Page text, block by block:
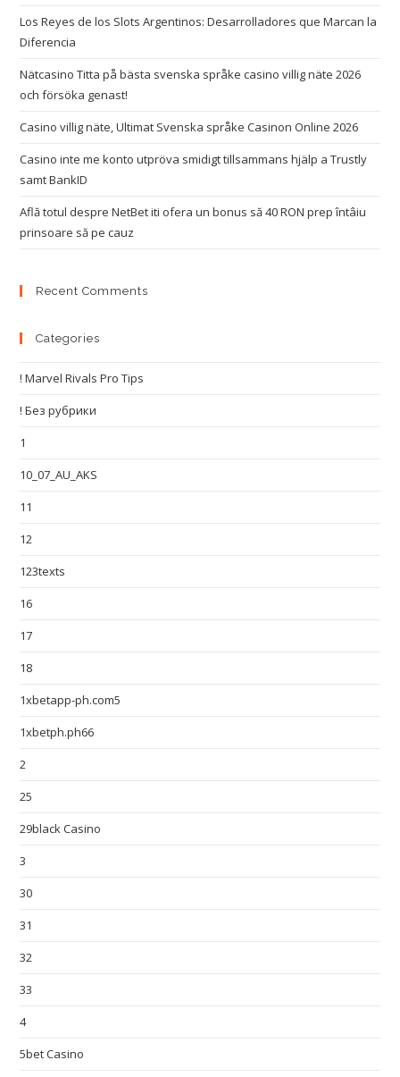
Los Reyes de los Slots Argentinos: Desarrolladores que Marcan la
Diferencia
Nätcasino Titta på bästa svenska språke casino villig näte 2026
och försöka genast!
Casino villig näte, Ultimat Svenska språke Casinon Online 2026
Casino inte me konto utpröva smidigt tillsammans hjälp a Trustly
samt BankID
Află totul despre NetBet iti ofera un bonus să 40 RON prep întâiu
prinsoare să pe cauz
Recent Comments
Categories
! Marvel Rivals Pro Tips
! Без рубрики
1
10_07_AU_AKS
11
12
123texts
16
17
18
1xbetapp-ph.com5
1xbetph.ph66
2
25
29black Casino
3
30
31
32
33
4
5bet Casino